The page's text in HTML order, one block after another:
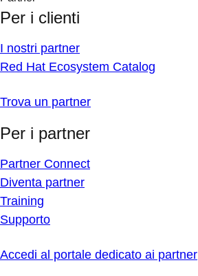
Per i clienti
I nostri partner
Red Hat Ecosystem Catalog
Trova un partner
Per i partner
Partner Connect
Diventa partner
Training
Supporto
Accedi al portale dedicato ai partner